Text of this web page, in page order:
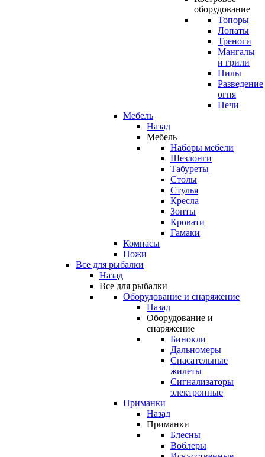
оборудование
Топоры
Лопаты
Треноги
Мангалы
и грили
Пилы
Разведение
огня
Печи
Мебель
Назад
Мебель
Наборы мебели
Шезлонги
Табуреты
Столы
Стулья
Кресла
Зонты
Кровати
Гамаки
Компасы
Ножи
Все для рыбалки
Назад
Все для рыбалки
Оборудование и снаряжение
Назад
Оборудование и
снаряжение
Бинокли
Дальномеры
Спасательные
жилеты
Сигнализаторы
электронные
Приманки
Назад
Приманки
Блесны
Воблеры